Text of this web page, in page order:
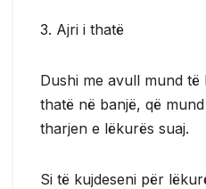
3. Ajri i thatë
Dushi me avull mund të
thatë në banjë, që
tharjen e lëkurës suaj.
Si të kujdeseni për